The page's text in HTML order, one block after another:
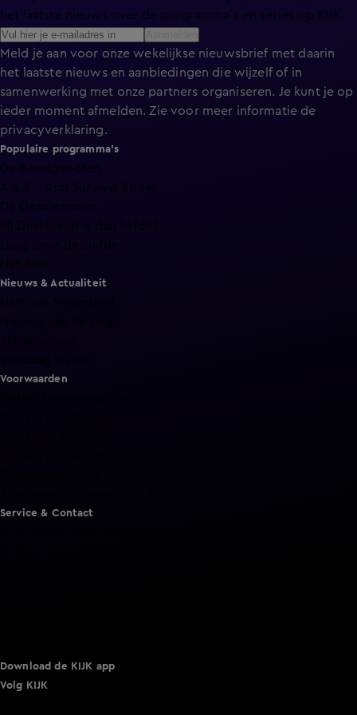
het laatste nieuws over de programma’s en series op KIJK.
Meld je aan voor onze wekelijkse nieuwsbrief met daarin
het laatste nieuws en aanbiedingen die wijzelf of in
samenwerking met onze partners organiseren. Je kunt je op
ieder moment afmelden. Zie voor meer informatie de
privacyverklaring.
Populaire programma's
De Bondgenoten
A.S.S. - Anti Survival Show
De Oranjezomer
Mi Dushi: wat is dan liefde?
Lang Leve de Liefde
Nieuws & Actualiteit
Voorwaarden
Service & Contact
Download de KIJK app
Volg KIJK